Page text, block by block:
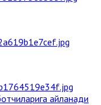
айланади